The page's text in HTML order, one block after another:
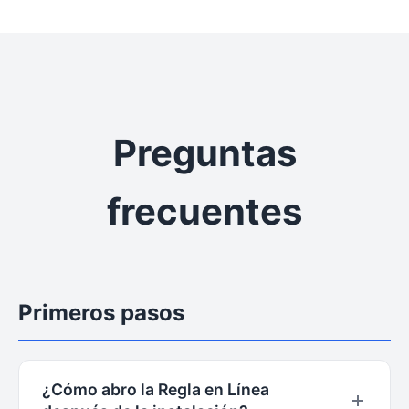
Preguntas
frecuentes
Primeros pasos
¿Cómo abro la Regla en Línea